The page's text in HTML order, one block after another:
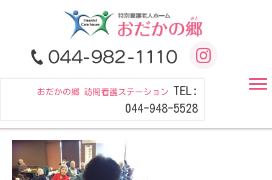
おだかの郷 訪問看護ステーション TEL:
044-948-5528